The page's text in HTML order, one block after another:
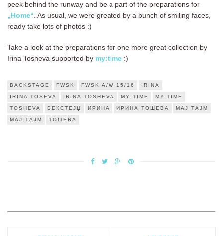
peek behind the runway and be a part of the preparations for
„Home“. As usual, we were greated by a bunch of smiling faces,
ready take lots of photos :)
Take a look at the preparations for one more great collection by
Irina Tosheva supported by my:time :)
BACKSTAGE FWSK FWSK A/W 15/16 IRINA
IRINA TOSEVA IRINA TOSHEVA MY TIME MY:TIME
TOSHEVA БЕКСТЕЈЏ ИРИНА ИРИНА ТОШЕВА МАЈ ТАЈМ
МАЈ:ТАЈМ ТОШЕВА